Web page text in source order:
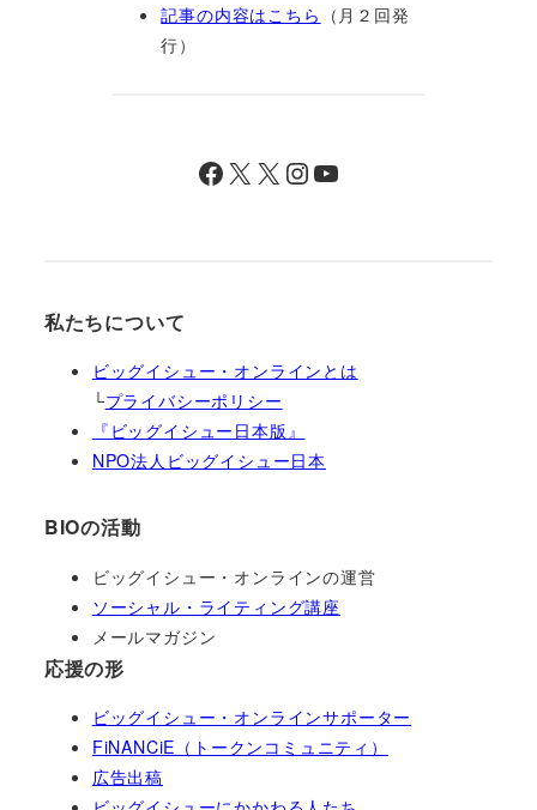
記事の内容はこちら （月２回発
行）
Facebook X X InstagramYouTube
私たちについて
ビッグイシュー・オンラインとは
└プライバシーポリシー
『ビッグイシュー日本版』
NPO法人ビッグイシュー日本
BIOの活動
ビッグイシュー・オンラインの運営
ソーシャル・ライティング講座
メールマガジン
応援の形
ビッグイシュー・オンラインサポーター
FiNANCiE（トークンコミュニティ）
広告出稿